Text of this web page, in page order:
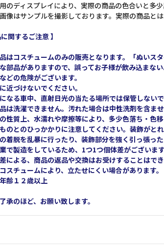
のディスプレイにより、実際の商品の色合いと多少
像はサンプルを撮影しております。実際の商品とは
に関するご注意 】
はコスチュームのみの販売となります。「ぬいスタ
部品がありますので、誤ってお子様が飲み込まない
どの危険がございます。
近づけないでください。
なる車中、直射日光の当たる場所では保管しないで
は洗濯できません。汚れた場合は中性洗剤を含ませ
性質上、水濡れや摩擦等により、多少色落ち・色移
のとのひっかかりに注意してください。装飾がと
着脱を乱暴に行ったり、装飾部分を強く引っ張った
で製造をしているため、1つ1つ個体差がございます
による、商品の返品や交換はお受けすることはでき
スチュームにより、立たせにくい場合があります。
齢１２歳以上
承のほど、お願い致します。